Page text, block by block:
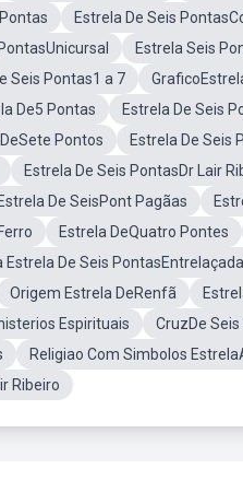
Estrela De Seis
Estrela Seis
Seis Pontas1 a 7
De5 Pontas Estrela De Seis
Pontos Estrela De Seis
Estrela De Seis PontasDr Lair
Estrela De SeisPont Pagãas
Estrela DeQuatro Pontes
Estrela De Seis
Origem Estrela DeRenfã
Espirituais
CruzDe
Religiao Com Simbolos
Ribeiro